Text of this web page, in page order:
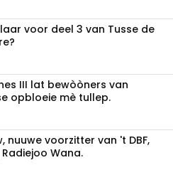
voor deel 3 van Tusse de
III lat bewòòners van
opbloeie mè tullep.
nuuwe voorzitter van 't DBF,
Wana.